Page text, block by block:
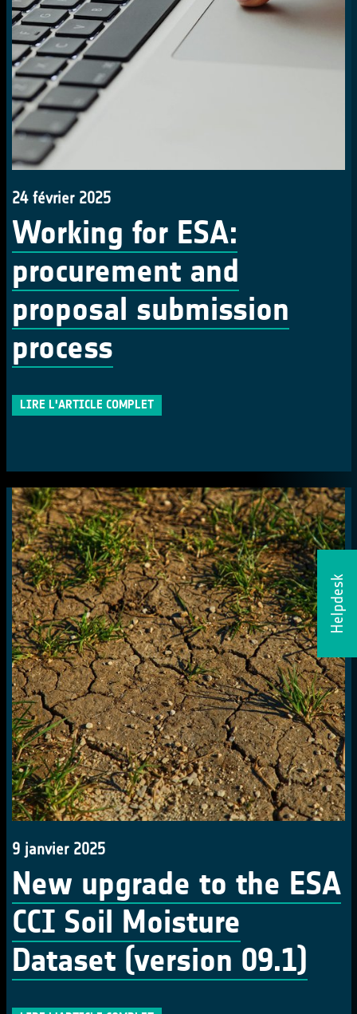
Helpdesk
24 février 2025
Working for ESA:
procurement and
proposal submission
process
LIRE L'ARTICLE COMPLET
9 janvier 2025
New upgrade to the ESA
CCI Soil Moisture
Dataset (version 09.1)